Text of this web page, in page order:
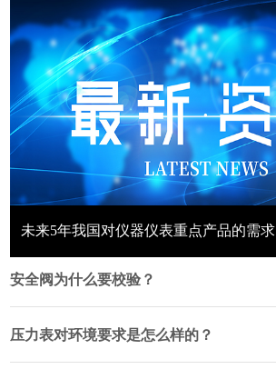
未来5年我国对仪器仪表重点产品的需求
安全阀为什么要校验？
压力表对环境要求是怎么样的？